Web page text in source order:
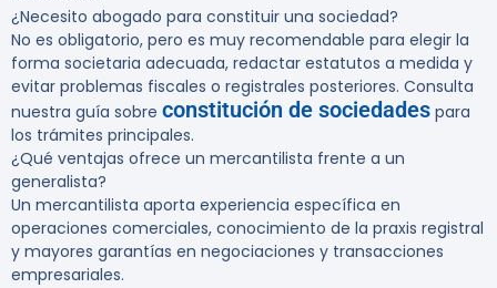
¿Necesito abogado para constituir una sociedad?
No es obligatorio, pero es muy recomendable para elegir la
forma societaria adecuada, redactar estatutos a medida y
evitar problemas fiscales o registrales posteriores. Consulta
nuestra guía sobre constitución de sociedades para
los trámites principales.
¿Qué ventajas ofrece un mercantilista frente a un
generalista?
Un mercantilista aporta experiencia específica en
operaciones comerciales, conocimiento de la praxis registral
y mayores garantías en negociaciones y transacciones
empresariales.